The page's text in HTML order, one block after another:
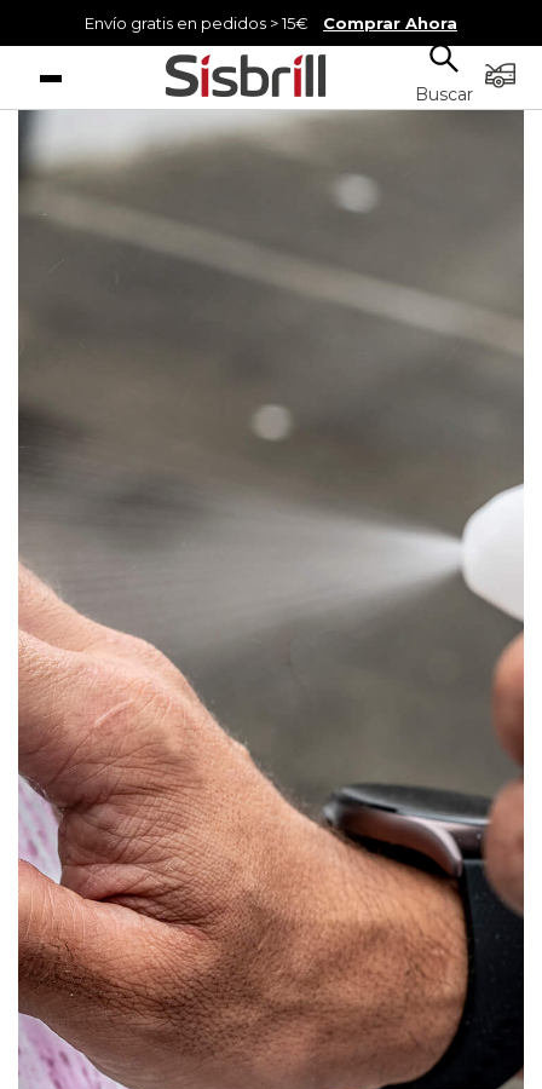
Envío gratis en pedidos > 15€ Comprar Ahora
Menú
Buscar